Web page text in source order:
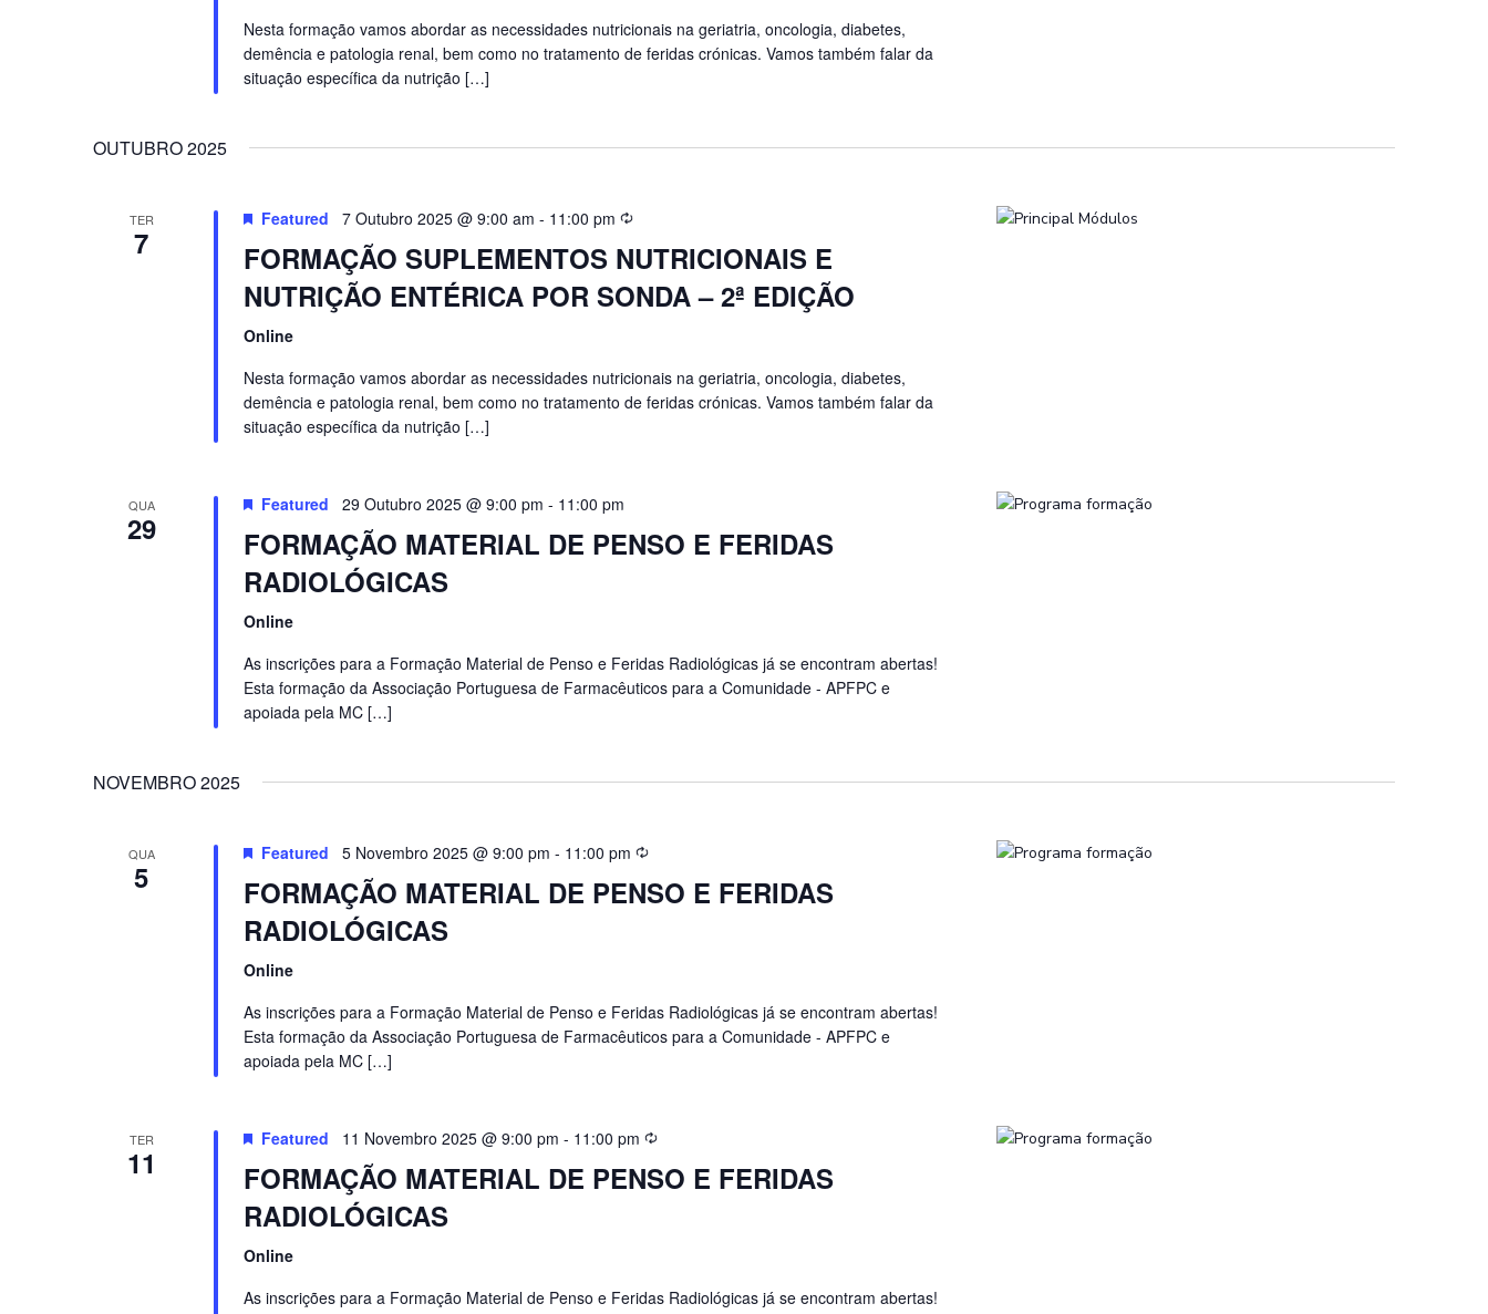
Nesta formação vamos abordar as necessidades nutricionais na geriatria, oncologia, diabetes,
demência e patologia renal, bem como no tratamento de feridas crónicas. Vamos também falar da
situação específica da nutrição […]
OUTUBRO 2025
TER
7
Featured 7 Outubro 2025 @ 9:00 am - 11:00 pm
FORMAÇÃO SUPLEMENTOS NUTRICIONAIS E
NUTRIÇÃO ENTÉRICA POR SONDA – 2ª EDIÇÃO
Online
Nesta formação vamos abordar as necessidades nutricionais na geriatria, oncologia, diabetes,
demência e patologia renal, bem como no tratamento de feridas crónicas. Vamos também falar da
situação específica da nutrição […]
QUA
29
Featured 29 Outubro 2025 @ 9:00 pm - 11:00 pm
FORMAÇÃO MATERIAL DE PENSO E FERIDAS
RADIOLÓGICAS
Online
As inscrições para a Formação Material de Penso e Feridas Radiológicas já se encontram abertas!
Esta formação da Associação Portuguesa de Farmacêuticos para a Comunidade - APFPC e
apoiada pela MC […]
NOVEMBRO 2025
QUA
5
Featured 5 Novembro 2025 @ 9:00 pm - 11:00 pm
FORMAÇÃO MATERIAL DE PENSO E FERIDAS
RADIOLÓGICAS
Online
As inscrições para a Formação Material de Penso e Feridas Radiológicas já se encontram abertas!
Esta formação da Associação Portuguesa de Farmacêuticos para a Comunidade - APFPC e
apoiada pela MC […]
TER
11
Featured 11 Novembro 2025 @ 9:00 pm - 11:00 pm
FORMAÇÃO MATERIAL DE PENSO E FERIDAS
RADIOLÓGICAS
Online
As inscrições para a Formação Material de Penso e Feridas Radiológicas já se encontram abertas!